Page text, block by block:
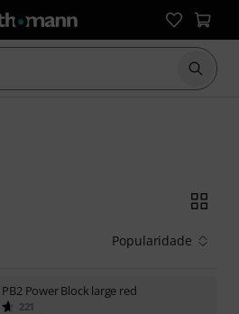
Iniciar
Popularidade
PB2 Power Block large red
221